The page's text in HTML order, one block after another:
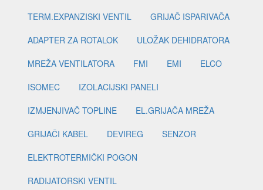
TERM.EXPANZISKI VENTIL
GRIJAČ ISPARIVAČA
ADAPTER ZA ROTALOK
ULOŽAK DEHIDRATORA
MREŽA VENTILATORA
FMI EMI
ELCO
ISOMEC
IZOLACIJSKI PANELI
IZMJENJIVAČ TOPLINE
EL.GRIJAČA MREŽA
GRIJAČI KABEL
DEVIREG
SENZOR
ELEKTROTERMIČKI POGON
RADIJATORSKI VENTIL